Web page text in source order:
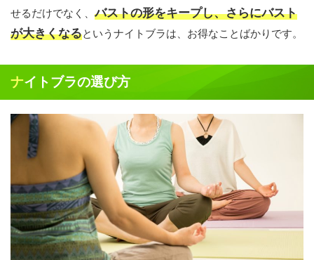
せるだけでなく、バストの形をキープし、さらにバスト
が大きくなるというナイトブラは、お得なことばかりです。
ナイトブラの選び方